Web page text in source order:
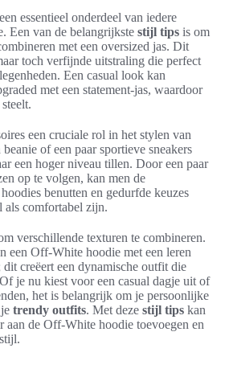
essentieel onderdeel van iedere
Een van de belangrijkste stijl tips is om
met een oversized jas. Dit
toch verfijnde uitstraling die perfect
Een casual look kan
met een statement-jas, waardoor
een cruciale rol in het stylen van
of een paar sportieve sneakers
een hoger niveau tillen. Door een paar
op te volgen, kan men de
benutten en gedurfde keuzes
comfortabel zijn.
verschillende texturen te combineren.
een Off-White hoodie met een leren
creëert een dynamische outfit die
je nu kiest voor een casual dagje uit of
het is belangrijk om je persoonlijke
trendy outfits. Met deze stijl tips kan
aan de Off-White hoodie toevoegen en